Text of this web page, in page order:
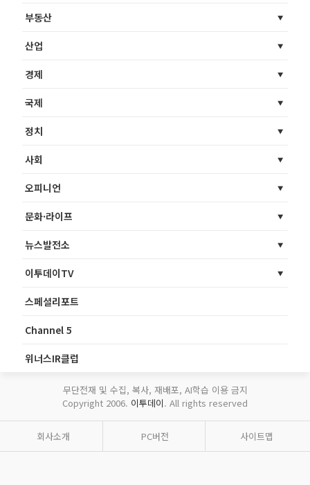
부동산
산업
경제
국제
정치
사회
오피니언
문화·라이프
뉴스발전소
이투데이TV
스페셜리포트
Channel 5
위너스IR클럽
무단전재 및 수집, 복사, 재배포, AI학습 이용 금지
Copyright 2006. 이투데이. All rights reserved
회사소개 PC버전 사이트맵